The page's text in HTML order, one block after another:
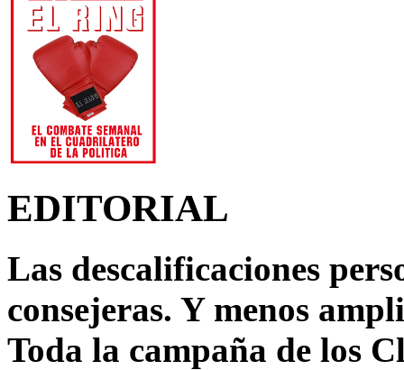
EDITORIAL
Las descalificaciones
consejeras. Y menos
Toda la campaña de los